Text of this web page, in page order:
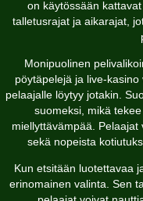
on käytössään
talletusrajat ja aikarajat,
Monipuolinen
pöytäpelejä ja live-
pelaajalle löytyy jotakin.
suomeksi, mikä
miellyttävämpää.
sekä nopeista
Kun etsitään luotettavaa
erinomainen valinta. Sen